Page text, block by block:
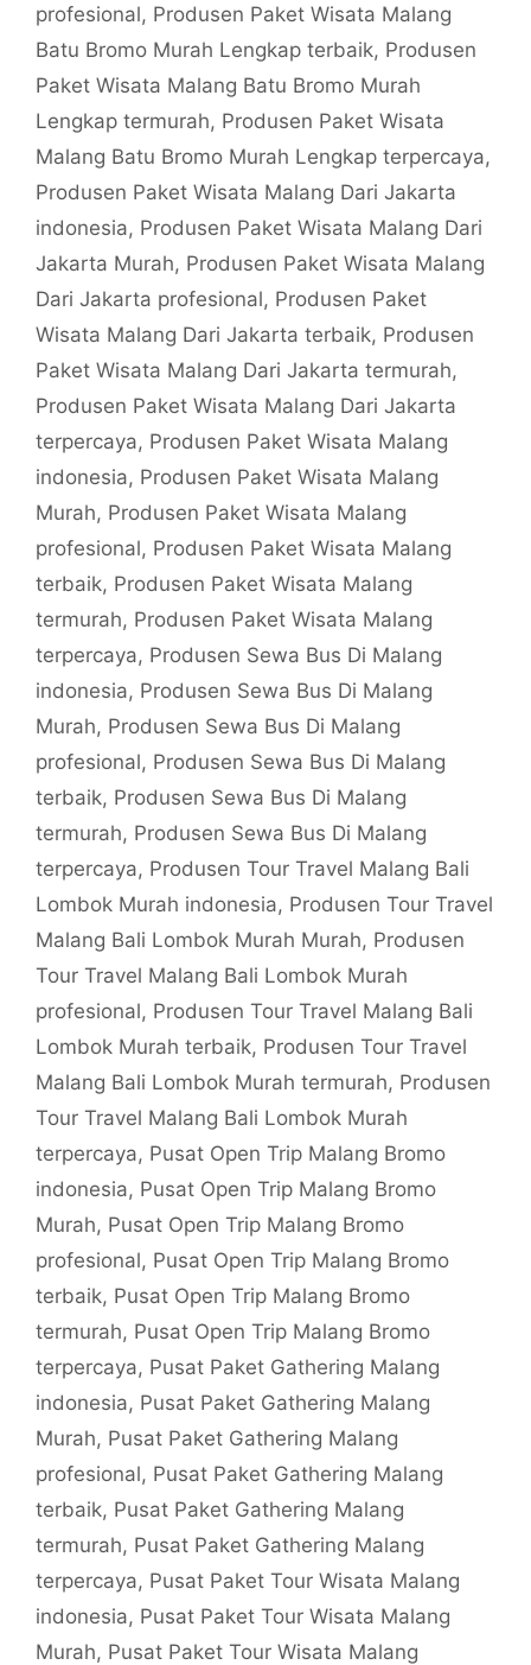
profesional, Produsen Paket Wisata Malang
Batu Bromo Murah Lengkap terbaik, Produsen
Paket Wisata Malang Batu Bromo Murah
Lengkap termurah, Produsen Paket Wisata
Malang Batu Bromo Murah Lengkap terpercaya,
Produsen Paket Wisata Malang Dari Jakarta
indonesia, Produsen Paket Wisata Malang Dari
Jakarta Murah, Produsen Paket Wisata Malang
Dari Jakarta profesional, Produsen Paket
Wisata Malang Dari Jakarta terbaik, Produsen
Paket Wisata Malang Dari Jakarta termurah,
Produsen Paket Wisata Malang Dari Jakarta
terpercaya, Produsen Paket Wisata Malang
indonesia, Produsen Paket Wisata Malang
Murah, Produsen Paket Wisata Malang
profesional, Produsen Paket Wisata Malang
terbaik, Produsen Paket Wisata Malang
termurah, Produsen Paket Wisata Malang
terpercaya, Produsen Sewa Bus Di Malang
indonesia, Produsen Sewa Bus Di Malang
Murah, Produsen Sewa Bus Di Malang
profesional, Produsen Sewa Bus Di Malang
terbaik, Produsen Sewa Bus Di Malang
termurah, Produsen Sewa Bus Di Malang
terpercaya, Produsen Tour Travel Malang Bali
Lombok Murah indonesia, Produsen Tour Travel
Malang Bali Lombok Murah Murah, Produsen
Tour Travel Malang Bali Lombok Murah
profesional, Produsen Tour Travel Malang Bali
Lombok Murah terbaik, Produsen Tour Travel
Malang Bali Lombok Murah termurah, Produsen
Tour Travel Malang Bali Lombok Murah
terpercaya, Pusat Open Trip Malang Bromo
indonesia, Pusat Open Trip Malang Bromo
Murah, Pusat Open Trip Malang Bromo
profesional, Pusat Open Trip Malang Bromo
terbaik, Pusat Open Trip Malang Bromo
termurah, Pusat Open Trip Malang Bromo
terpercaya, Pusat Paket Gathering Malang
indonesia, Pusat Paket Gathering Malang
Murah, Pusat Paket Gathering Malang
profesional, Pusat Paket Gathering Malang
terbaik, Pusat Paket Gathering Malang
termurah, Pusat Paket Gathering Malang
terpercaya, Pusat Paket Tour Wisata Malang
indonesia, Pusat Paket Tour Wisata Malang
Murah, Pusat Paket Tour Wisata Malang